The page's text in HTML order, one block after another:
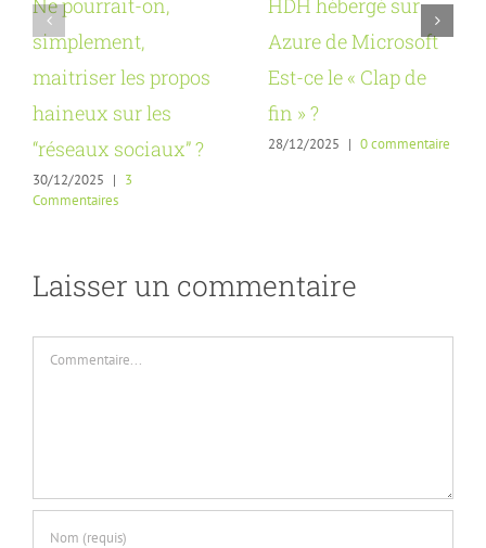
simplement,
maitriser les propos
haineux sur les
“réseaux sociaux” ?
30/12/2025 | 3
Commentaires
Azure de Microsoft
Est-ce le « Clap de
fin » ?
28/12/2025 | 0 commentaire
Laisser un commentaire
Commentaire